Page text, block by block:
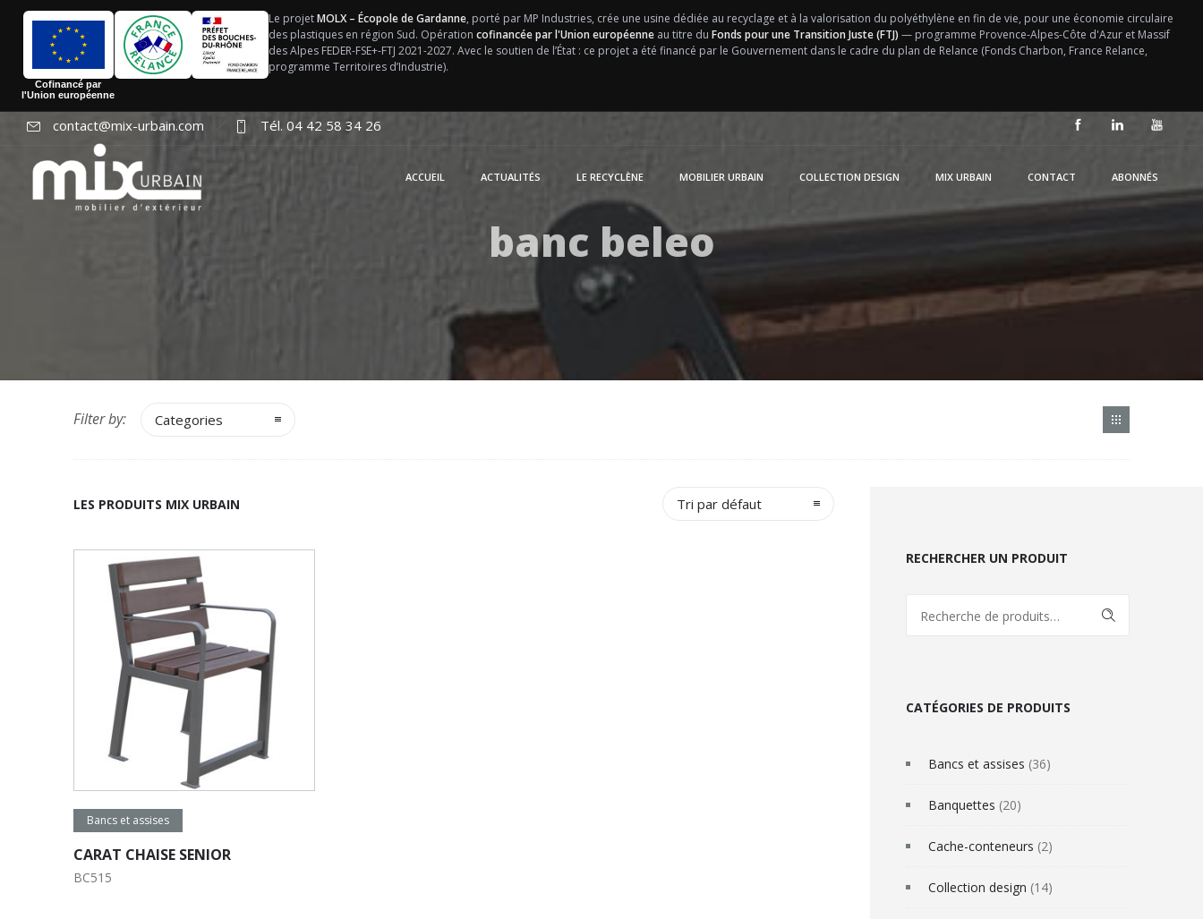
Cofinancé par
l'Union européenne
Le projetMOLX – Écopole de Gardanne, porté par MP Industries, crée une usine dédiée au recyclage et à la valorisation du polyéthylène en fin de vie, pour une économie circulaire
des plastiques en région Sud. Opération cofinancée par l'Union européenneau titre du Fonds pour une Transition Juste (FTJ) — programme Provence-Alpes-Côte d'Azur et Massif
des Alpes FEDER-FSE+-FTJ 2021-2027. Avec le soutien de l’État : ce projet a été financé par le Gouvernement dans le cadre du plan de Relance (Fonds Charbon, France Relance,
programme Territoires d’Industrie).
contact@mix-urbain.com Tél. 04 42 58 34 26
ACCUEIL ACTUALITÉS LE RECYCLÈNE MOBILIER URBAIN COLLECTION DESIGN MIX URBAIN CONTACT ABONNÉS
banc beleo
Filter by: Categories
LES PRODUITS MIX URBAIN Tri par défaut
Lire la suite
Bancs et assises
CARAT CHAISE SENIOR
BC515
RECHERCHER UN PRODUIT
RECHERCHE
CATÉGORIES DE PRODUITS
Bancs et assises (36)
Banquettes (20)
Cache-conteneurs (2)
Collection design (14)